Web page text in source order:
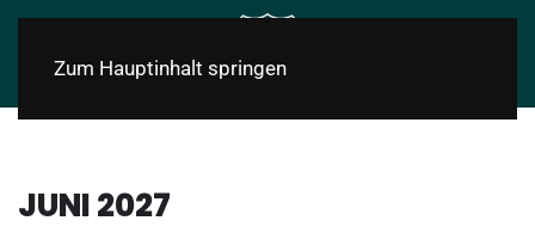
Zum Hauptinhalt springen
JUNI 2027